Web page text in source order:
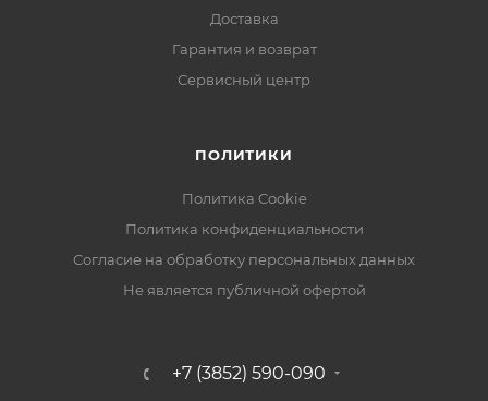
Доставка
Гарантия и возврат
Сервисный центр
ПОЛИТИКИ
Политика Cookie
Политика конфиденциальности
Согласие на обработку персональных данных
Не является публичной офертой
+7 (3852) 590-090